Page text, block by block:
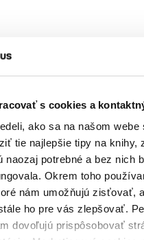
s cookies a
ako sa na našom webe
tie najlepšie tipy na knihy,
naozaj potrebné a bez nich
Okrem toho
nám umožňujú zisťovať,
ho pre vás zlepšovať.
dovoľujú prispôsobovať
zľava